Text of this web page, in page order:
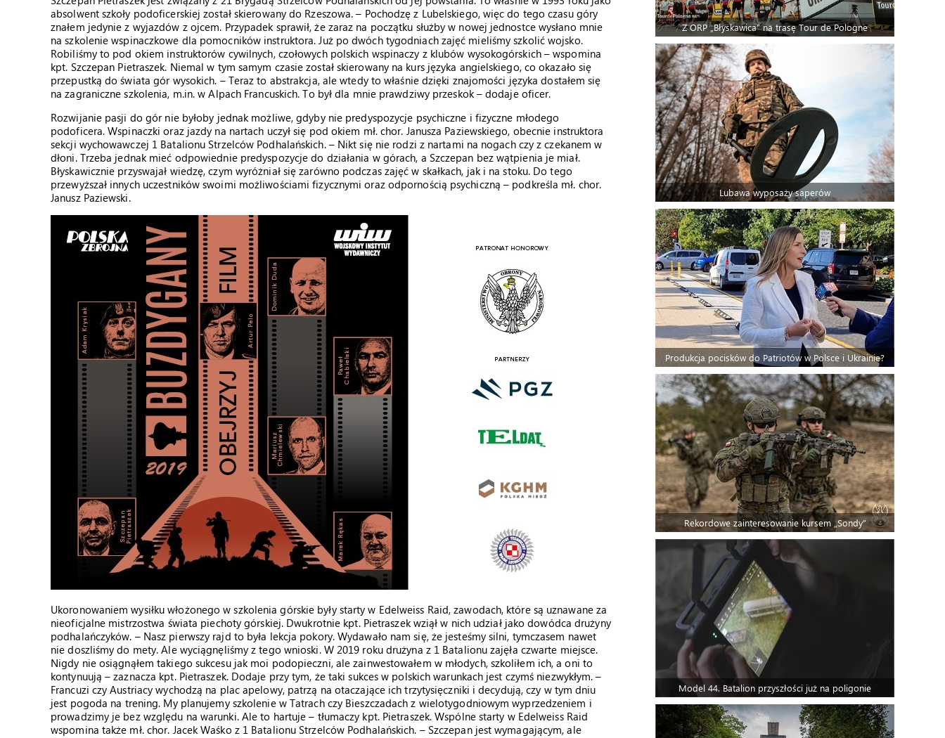
absolwent szkoły podoficerskiej został skierowany do Rzeszowa. – Pochodzę z Lubelskiego, więc do tego czasu góry
znałem jedynie z wyjazdów z ojcem. Przypadek sprawił, że zaraz na początku służby w nowej jednostce wysłano mnie
na szkolenie wspinaczkowe dla pomocników instruktora. Już po dwóch tygodniach zajęć mieliśmy szkolić wojsko.
Robiliśmy to pod okiem instruktorów cywilnych, czołowych polskich wspinaczy z klubów wysokogórskich – wspomina
kpt. Szczepan Pietraszek. Niemal w tym samym czasie został skierowany na kurs języka angielskiego, co okazało się
przepustką do świata gór wysokich. – Teraz to abstrakcja, ale wtedy to właśnie dzięki znajomości języka dostałem się
na zagraniczne szkolenia, m.in. w Alpach Francuskich. To był dla mnie prawdziwy przeskok – dodaje oficer.
Rozwijanie pasji do gór nie byłoby jednak możliwe, gdyby nie predyspozycje psychiczne i fizyczne młodego
podoficera. Wspinaczki oraz jazdy na nartach uczył się pod okiem mł. chor. Janusza Paziewskiego, obecnie instruktora
sekcji wychowawczej 1 Batalionu Strzelców Podhalańskich. – Nikt się nie rodzi z nartami na nogach czy z czekanem w
dłoni. Trzeba jednak mieć odpowiednie predyspozycje do działania w górach, a Szczepan bez wątpienia je miał.
Błyskawicznie przyswajał wiedzę, czym wyróżniał się zarówno podczas zajęć w skałkach, jak i na stoku. Do tego
przewyższał innych uczestników swoimi możliwościami fizycznymi oraz odpornością psychiczną – podkreśla mł. chor.
Janusz Paziewski.
Ukoronowaniem wysiłku włożonego w szkolenia górskie były starty w Edelweiss Raid, zawodach, które są uznawane za
nieoficjalne mistrzostwa świata piechoty górskiej. Dwukrotnie kpt. Pietraszek wziął w nich udział jako dowódca drużyny
podhalańczyków. – Nasz pierwszy rajd to była lekcja pokory. Wydawało nam się, że jesteśmy silni, tymczasem nawet
nie doszliśmy do mety. Ale wyciągnęliśmy z tego wnioski. W 2019 roku drużyna z 1 Batalionu zajęła czwarte miejsce.
Nigdy nie osiągnąłem takiego sukcesu jak moi podopieczni, ale zainwestowałem w młodych, szkoliłem ich, a oni to
kontynuują – zaznacza kpt. Pietraszek. Dodaje przy tym, że taki sukces w polskich warunkach jest czymś niezwykłym. –
Francuzi czy Austriacy wychodzą na plac apelowy, patrzą na otaczające ich trzytysięczniki i decydują, czy w tym dniu
jest pogoda na trening. My planujemy szkolenie w Tatrach czy Bieszczadach z wielotygodniowym wyprzedzeniem i
prowadzimy je bez względu na warunki. Ale to hartuje – tłumaczy kpt. Pietraszek. Wspólne starty w Edelweiss Raid
wspomina także mł. chor. Jacek Waśko z 1 Batalionu Strzelców Podhalańskich. – Szczepan jest wymagającym, ale
Z ORP „Błyskawica” na trasę Tour de Pologne
Lubawa wyposaży saperów
Produkcja pocisków do Patriotów w Polsce i Ukrainie?
Rekordowe zainteresowanie kursem „Sondy”
Model 44. Batalion przyszłości już na poligonie